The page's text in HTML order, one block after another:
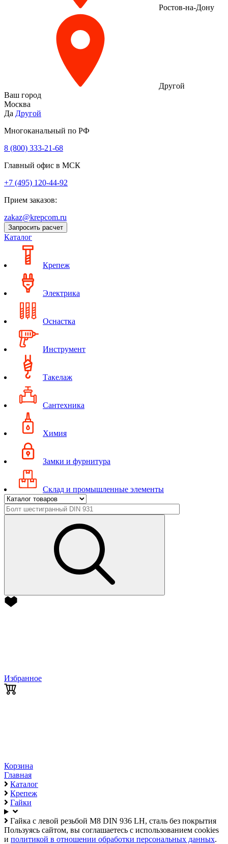
Ростов-на-Дону
Другой
Ваш город
Москва
Да Другой
Многоканальный по РФ
8 (800) 333‑21-68
Главный офис в МСК
+7 (495) 120-44-92
Прием заказов:
zakaz@krepcom.ru
Запросить расчет
Каталог
Крепеж
Электрика
Оснастка
Инструмент
Такелаж
Сантехника
Химия
Замки и фурнитура
Склад и промышленные элементы
Избранное
Корзина
Главная
Каталог
Крепеж
Гайки
Гайка с левой резьбой М8 DIN 936 LH, сталь без покрытия
Пользуясь сайтом, вы соглашаетесь с использованием cookies
и политикой в отношении обработки персональных данных.